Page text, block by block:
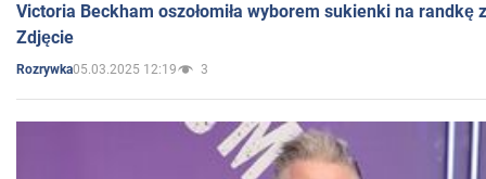
Victoria Beckham oszołomiła wyborem sukienki na randkę
Zdjęcie
Rozrywka05.03.2025 12:19 3